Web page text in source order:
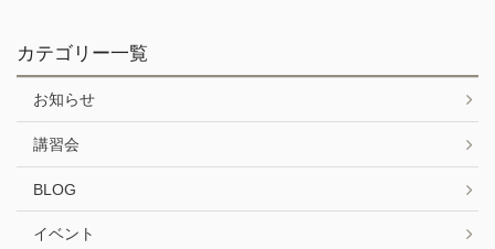
カテゴリー一覧
お知らせ
講習会
BLOG
イベント